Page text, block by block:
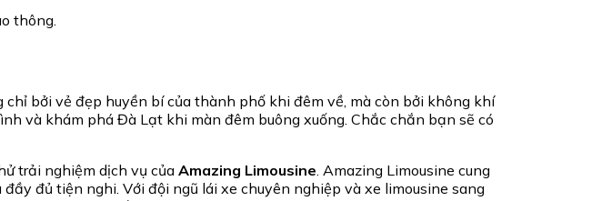
thông.
bởi vẻ đẹp huyền bí của thành phố khi đêm về, mà còn bởi không khí
và khám phá Đà Lạt khi màn đêm buông xuống. Chắc chắn bạn sẽ có
trải nghiệm dịch vụ của Amazing Limousine. Amazing Limousine cung
đủ tiện nghi. Với đội ngũ lái xe chuyên nghiệp và xe limousine sang